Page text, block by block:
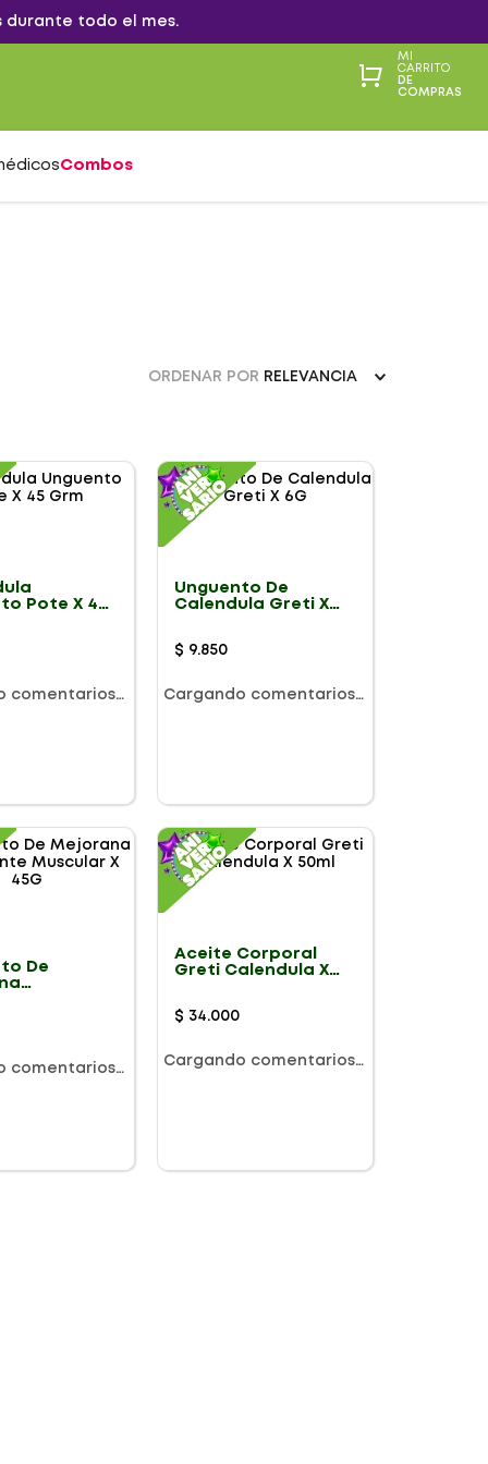
durante todo el mes.
MI
CARRITO
DE
COMPRAS
Combos
ORDENAR POR RELEVANCIA
Pote X 45
comentarios…
Unguento De
Calendula Greti X
$ 9.850
Cargando comentarios…
De
comentarios…
Aceite Corporal
Greti Calendula X
$ 34.000
Cargando comentarios…